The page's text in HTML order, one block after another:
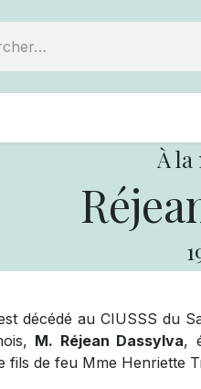
À
décédé au CIUSSS du
M. Réjean Dassylva,
fils de feu Mme Henriette